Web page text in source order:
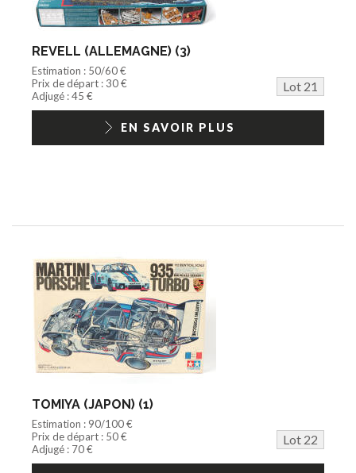
REVELL (ALLEMAGNE) (3)
Estimation : 50/60 €
Prix de départ : 30 €
Lot 21
Adjugé : 45 €
EN SAVOIR PLUS
TOMIYA (JAPON) (1)
Estimation : 90/100 €
Prix de départ : 50 €
Lot 22
Adjugé : 70 €